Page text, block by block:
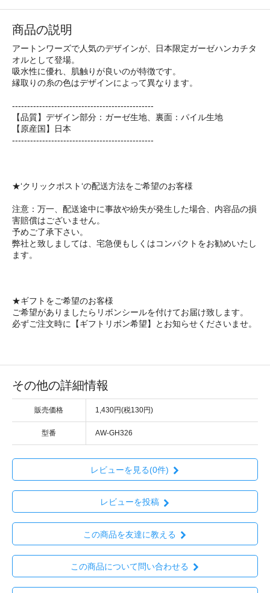
商品の説明
アートンワーズで人気のデザインが、日本限定ガーゼハンカチタ
オルとして登場。
吸水性に優れ、肌触りが良いのが特徴です。
縁取りの糸の色はデザインによって異なります。
-----------------------------------------------
【品質】デザイン部分：ガーゼ生地、裏面：パイル生地
【原産国】日本
-----------------------------------------------
★‘クリックポスト‘の配送方法をご希望のお客様
注意：万一、配送途中に事故や紛失が発生した場合、内容品の損
害賠償はございません。
予めご了承下さい。
弊社と致しましては、宅急便もしくはコンパクトをお勧めいたし
ます。
★ギフトをご希望のお客様
ご希望がありましたらリボンシールを付けてお届け致します。
必ずご注文時に【ギフトリボン希望】とお知らせくださいませ。
その他の詳細情報
販売価格 1,430円(税130円)
型番 AW-GH326
レビューを見る(0件)
レビューを投稿
この商品を友達に教える
この商品について問い合わせる